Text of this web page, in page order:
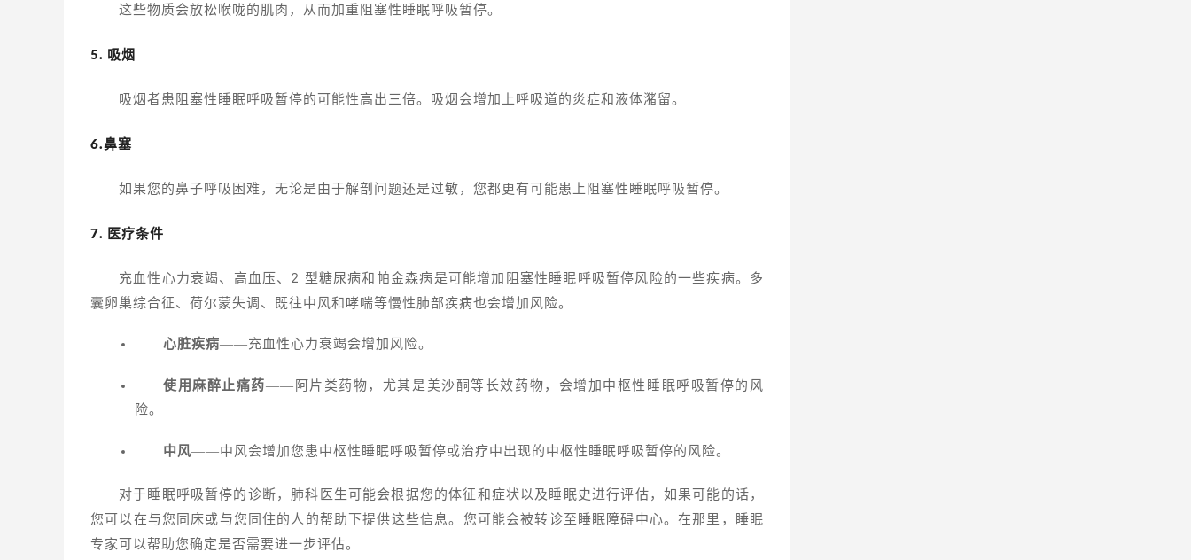
这些物质会放松喉咙的肌肉，从而加重阻塞性睡眠呼吸暂停。
5. 吸烟
吸烟者患阻塞性睡眠呼吸暂停的可能性高出三倍。吸烟会增加上呼吸道的炎症和液体潴留。
6.鼻塞
如果您的鼻子呼吸困难，无论是由于解剖问题还是过敏，您都更有可能患上阻塞性睡眠呼吸暂停。
7. 医疗条件
充血性心力衰竭、高血压、2 型糖尿病和帕金森病是可能增加阻塞性睡眠呼吸暂停风险的一些疾病。多
囊卵巢综合征、荷尔蒙失调、 既往中风和哮喘等慢性肺部疾病也会增加风险。
心脏疾病——充血性心力衰竭会增加风险。
使用麻醉止痛药——阿片类药物，尤其是美沙酮等长效药物，会增加中枢性睡眠呼吸暂停的风
险。
中风——中风会增加您患中枢性睡眠呼吸暂停或治疗中出现的中枢性睡眠呼吸暂停的风险。
对于睡眠呼吸暂停的诊断， 肺科医生可能会根据您的体征和症状以及睡眠史进行评估，如果可能的话，
您可以在与您同床或与您同住的人的帮助下提供这些信息。您可能会被转诊至睡眠障碍中心。在那里，睡眠
专家可以帮助您确定是否需要进一步评估。